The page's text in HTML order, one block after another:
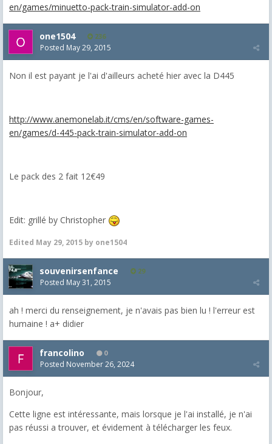
en/games/minuetto-pack-train-simulator-add-on
one1504 236
Posted May 29, 2015
Non il est payant je l'ai d'ailleurs acheté hier avec la D445
http://www.anemonelab.it/cms/en/software-games-
en/games/d-445-pack-train-simulator-add-on
Le pack des 2 fait 12€49
Edit: grillé by Christopher
Edited May 29, 2015 by one1504
souvenirsenfance 29
Posted May 31, 2015
ah ! merci du renseignement, je n'avais pas bien lu ! l'erreur est
humaine ! a+ didier
francolino 0
Posted November 26, 2024
Bonjour,
Cette ligne est intéressante, mais lorsque je l'ai installé, je n'ai
pas réussi a trouver, et évidement à télécharger les feux.